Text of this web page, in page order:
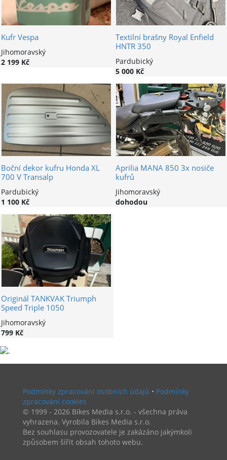
Kufr Vespa
Jihomoravský
2 199 Kč
Textilní brašny Royal Enfield
HNTR 350
Pardubický
5 000 Kč
Boční dekor kufru Honda XL
700 V Transalp
Pardubický
1 100 Kč
Aprilia MANA 850 3x nosiče
kufrů
Jihomoravský
dohodou
Originál TANKVAK Triumph
Speed Triple 1050
Jihomoravský
799 Kč
Podmínky zpracování osobních údajů • Podmínky
zpracování cookies
© 1999 - 2026 Bikes Media s.r.o. - všechna práva
vyhrazena. Vyrobila Bikes Media s.r.o.
Bez souhlasu provozovatele je zakázáno jakýmkoli
způsobem šířit obsah tohoto webu.